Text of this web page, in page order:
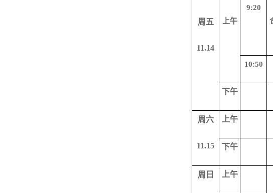
周五
11.14
上午
9:20
10:50
下午
周六
11.15
上午
下午
周日 上午